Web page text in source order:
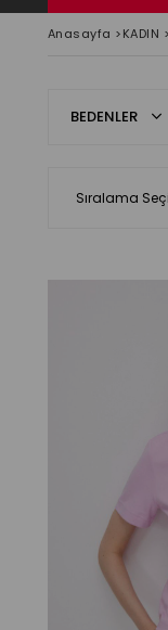
Anasayfa >KADIN >
BEDENLER
Sıralama